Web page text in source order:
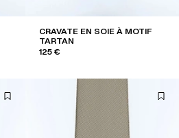
CRAVATE EN SOIE À MOTIF
TARTAN
125 €